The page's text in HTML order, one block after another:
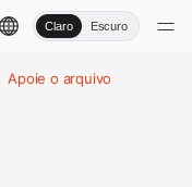
Claro Escuro
Apoie o arquivo